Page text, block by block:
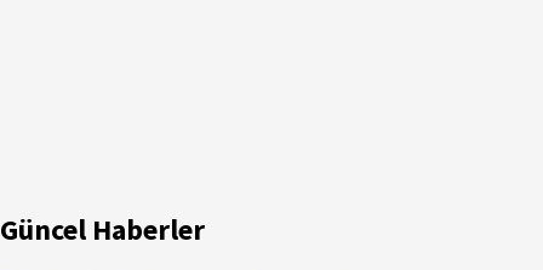
Güncel Haberler